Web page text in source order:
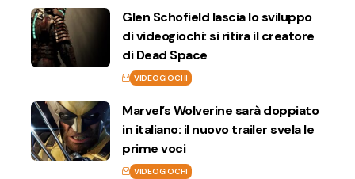
Glen Schofield lascia lo sviluppo
di videogiochi: si ritira il creatore
di Dead Space
VIDEOGIOCHI
Marvel’s Wolverine sarà doppiato
in italiano: il nuovo trailer svela le
prime voci
VIDEOGIOCHI